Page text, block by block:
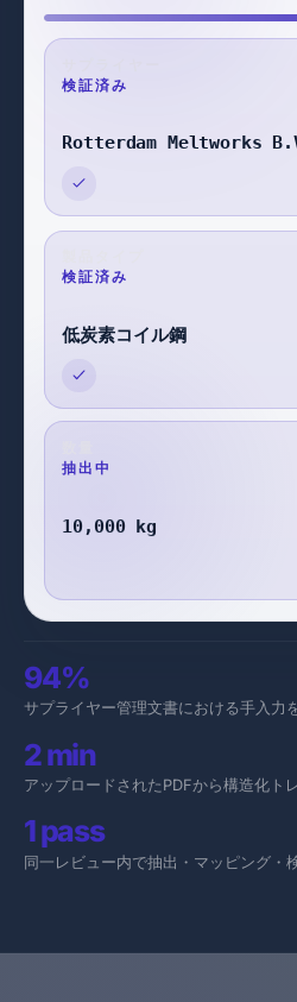
検証済み
Rotterdam Meltworks
検証済み
低炭素コイル鋼
検証済み
10,000 kg
94%
サプライヤー管理文書における手入力
2 min
アップロードされたPDFから構造化ト
1 pass
同一レビュー内で抽出・マッピング・